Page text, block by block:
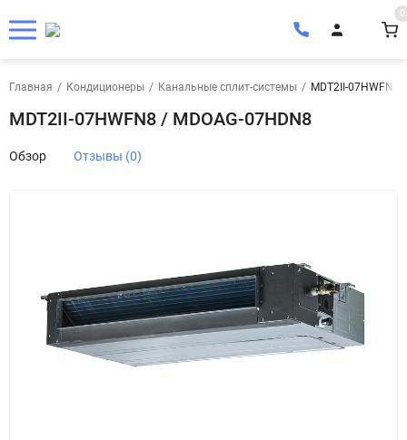
0
Главная / Кондиционеры / Канальные сплит-системы / MDT2II-07HWFN8
MDT2II-07HWFN8 / MDOAG-07HDN8
Обзор Отзывы (0)